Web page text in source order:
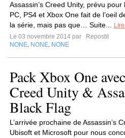
Assassin’s Creed Unity, prévu
PC, PS4 et Xbox One fait de l’oeil
la série, mais pas que… Suite...
Le 03 novembre 2014 par
Repostit
NONE NONE NONE
Pack Xbox One
Creed Unity &
Black Flag
L’arrivée prochaine de Assassin’s
Ubisoft et Microsoft pour nous